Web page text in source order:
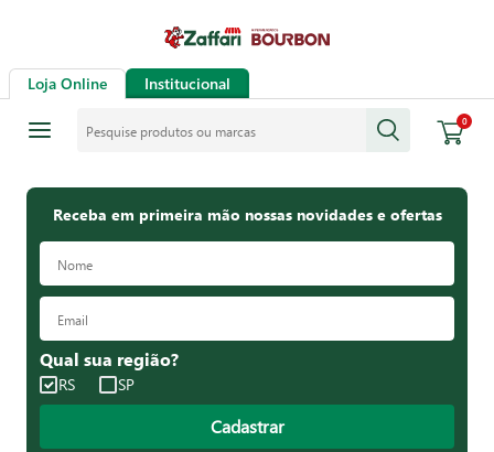
Loja Online Institucional
0
Receba em primeira mão nossas novidades e ofertas
Qual sua região?
RS SP
Cadastrar